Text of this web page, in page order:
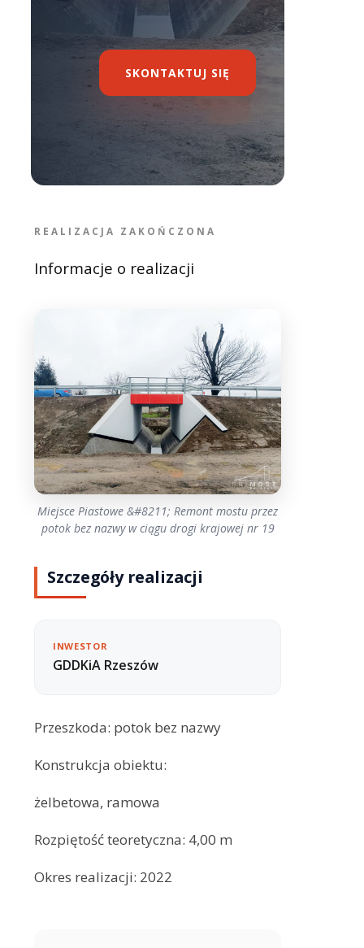
SKONTAKTUJ SIĘ
REALIZACJA ZAKOŃCZONA
Informacje o realizacji
Miejsce Piastowe &#8211; Remont mostu przez
potok bez nazwy w ciągu drogi krajowej nr 19
Szczegóły realizacji
INWESTOR
GDDKiA Rzeszów
Przeszkoda: potok bez nazwy
Konstrukcja obiektu:
żelbetowa, ramowa
Rozpiętość teoretyczna: 4,00 m
Okres realizacji: 2022